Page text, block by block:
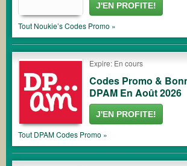
J'EN PROFITE!
Tout Noukie’sCodes Promo »
Expire: En cours
Codes Promo &
DPAM En Août 2026
J'EN PROFITE!
Tout DPAMCodes Promo »